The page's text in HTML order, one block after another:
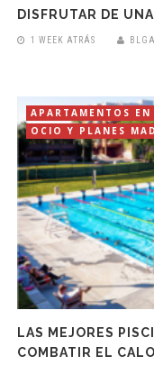
DISFRUTAR DE
1 WEEK ATRÁS
APARTAMENTOS EN
OCIO Y PLANES
LAS MEJORES
COMBATIR EL